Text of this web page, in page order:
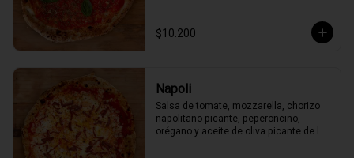
$10.200
Napoli
Salsa de tomate, mozzarella, chorizo
napolitano picante, peperoncino,
orégano y aceite de oliva picante de la